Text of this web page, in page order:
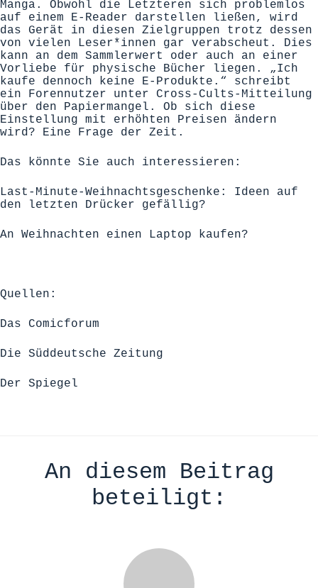
Manga. Obwohl die Letzteren sich problemlos
auf einem E-Reader darstellen ließen, wird
das Gerät in diesen Zielgruppen trotz dessen
von vielen Leser*innen gar verabscheut. Dies
kann an dem Sammlerwert oder auch an einer
Vorliebe für physische Bücher liegen. „Ich
kaufe dennoch keine E-Produkte.“ schreibt
ein Forennutzer unter Cross-Cults-Mitteilung
über den Papiermangel. Ob sich diese
Einstellung mit erhöhten Preisen ändern
wird? Eine Frage der Zeit.
Das könnte Sie auch interessieren:
Last-Minute-Weihnachtsgeschenke: Ideen auf
den letzten Drücker gefällig?
An Weihnachten einen Laptop kaufen?
Quellen:
Das Comicforum
Die Süddeutsche Zeitung
Der Spiegel
An diesem Beitrag
beteiligt: